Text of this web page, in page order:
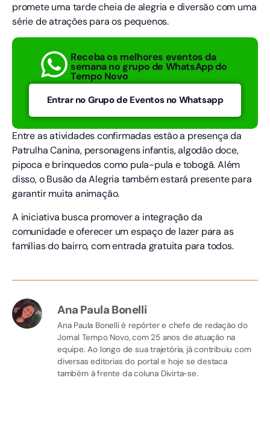
promete uma tarde cheia de alegria e diversão com uma
série de atrações para os pequenos.
Receba os melhores eventos da
semana no grupo de WhatsApp do
Tempo Novo
Entrar no Grupo de Eventos no Whatsapp
Entre as atividades confirmadas estão a presença da
Patrulha Canina, personagens infantis, algodão doce,
pipoca e brinquedos como pula-pula e tobogã. Além
disso, o Busão da Alegria também estará presente para
garantir muita animação.
A iniciativa busca promover a integração da
comunidade e oferecer um espaço de lazer para as
famílias do bairro, com entrada gratuita para todos.
Ana Paula Bonelli
Ana Paula Bonelli é repórter e chefe de redação do
Jornal Tempo Novo, com 25 anos de atuação na
equipe. Ao longo de sua trajetória, já contribuiu com
diversas editorias do portal e hoje se destaca
também à frente da coluna Divirta-se.